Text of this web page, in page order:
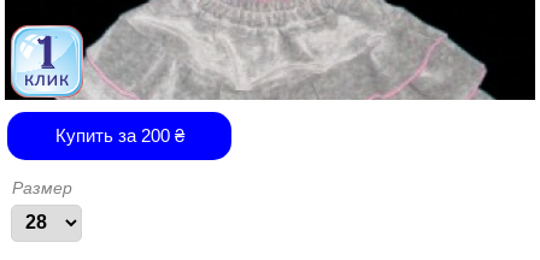
Купить за 200₴
Размер